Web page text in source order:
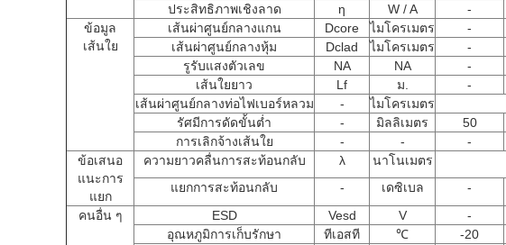
ประสิทธิภาพเชิงลาด
η W / A -
ข้อมูล
เส้นใย
เส้นผ่าศูนย์กลางแกน Dcore ไมโครเมตร -
เส้นผ่าศูนย์กลางหุ้ม
Dclad ไมโครเมตร -
รูรับแสงตัวเลข
NA NA -
เส้นใยยาว
Lf ม. -
เส้นผ่าศูนย์กลางท่อไฟเบอร์หลวม
- ไมโครเมตร
รัศมีการดัดขั้นต่ำ
- มิลลิเมตร 50
การเลิกจ้างเส้นใย
- - -
ข้อเสนอ
แนะการ
แยก
ความยาวคลื่นการสะท้อนกลับ λ นาโนเมตร
แยกการสะท้อนกลับ
- เดซิเบล -
คนอื่น ๆ
ESD Vesd V -
อุณหภูมิการเก็บรักษา
ทีเอสที ℃ -20